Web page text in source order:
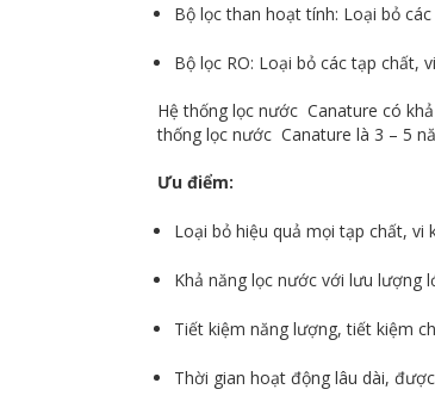
Bộ lọc than hoạt tính: Loại bỏ
Bộ lọc RO: Loại bỏ các tạp chất,
Hệ thống lọc nước Canature có
thống lọc nước Canature là 3 – 5
Ưu điểm:
Loại bỏ hiệu quả mọi tạp chất,
Khả năng lọc nước với lưu lượng
Tiết kiệm năng lượng, tiết kiệm
Thời gian hoạt động lâu dài,